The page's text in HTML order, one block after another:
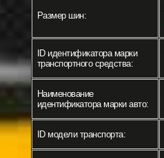
Размер шин:
ID идентификатора марки
транспортного средства:
Наименование
идентификатора марки авто:
ID модели транспорта: